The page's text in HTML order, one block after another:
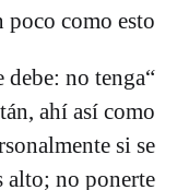
como esto:
debe: no tenga
ahí así como
si se
alto; no ponerte